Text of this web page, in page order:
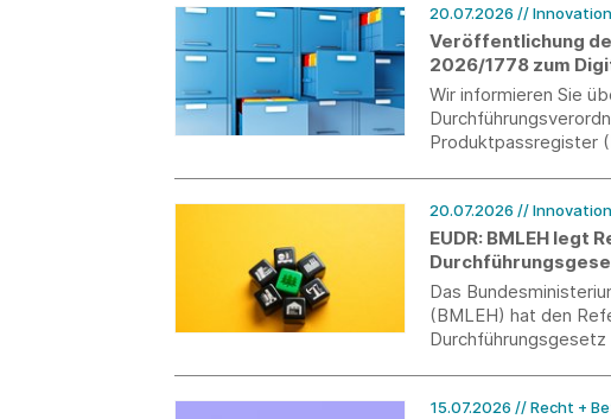
20.07.2026 //
Veröffentlichung
2026/1778 zum
Wir informieren Sie
Produktpassregister
20.07.2026 //
EUDR: BMLEH
Das
(BMLEH) hat den
15.07.2026 // Recht +